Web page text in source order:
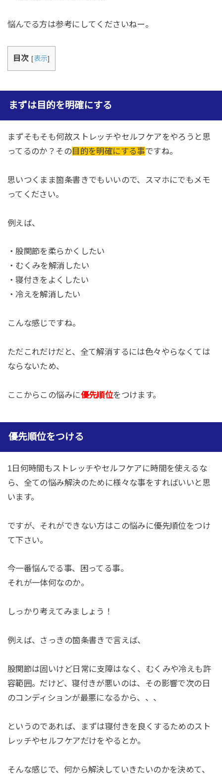
悩んでる方は参考にしてくださいねー。
目次 [表示]
まずは目的を明確にする
まずそもそも何故ストレッチやセルフケアをやろうと思
ってるのか？その 目的を明確にする事ですね。
思いつくまま箇条書きでもいいので、スマホにでもメモ
ってください。
例えば、
・股関節を柔らかくしたい
・むくみを解消したい
・寝付きをよくしたい
・冷えを解消したい
こんな感じですね。
ただこれだけだと、全て解消するには色々やらなくては
ならないため、
ここからこの悩みに優先順位をつけます。
優先順位をつける
1日何時間もストレッチやセルフケアに時間を使えるな
ら、全ての悩み解決のために様々な事をすればいいと思
います。
ですが、それができない方はこの悩みに優先順位をつけ
て下さい。
今一番悩んでる事、困ってる事。
それが一体何なのか。
しっかり考えてみましょう！
例えば、さっきの箇条書きで言えば、
股関節は固いけど日常に支障はなく、むくみや冷えも許
容範囲。だけど、寝付きが悪いのは、その影響で次の日
のコンディションが最悪になるから、、、
というのであれば、まずは寝付きを良くするためのスト
レッチやセルフケアだけをやるとか。
そんな感じで、何から解決していきたいのかを決めて、